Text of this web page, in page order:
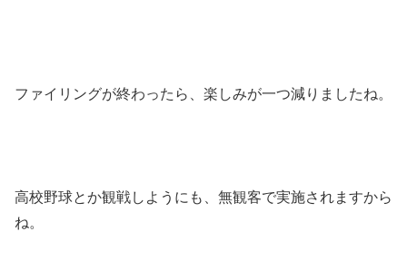
ファイリングが終わったら、楽しみが一つ減りましたね。
高校野球とか観戦しようにも、無観客で実施されますから
ね。